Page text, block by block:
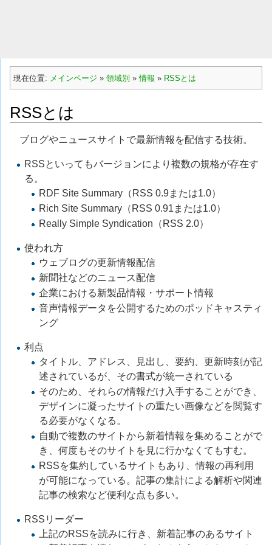
現在位置: メインページ » 領域別 »情報 » RSSとは
RSSとは
ブログやニュースサイトで最新情報を配信する技術。
RSSといってもバージョンにより複数の規格が存在す
る。
RDF Site Summary（RSS 0.9または1.0）
Rich Site Summary（RSS 0.91または1.0）
Really Simple Syndication（RSS 2.0）
使われ方
ウェブログの更新情報配信
新聞社などのニュース配信
企業における新製品情報・サポート情報
音声情報データを公開するためのポッドキャスティ
ング
利点
タイトル、アドレス、見出し、要約、更新時刻が記
述されているが、その書式が統一されている
そのため、それらの情報だけ入手することができ、
デザインに凝ったサイトの重たい画像などを閲覧す
る必要がなくなる。
自動で複数のサイトから新着情報を集めることがで
き、何度もそのサイトを見に行かなくてもすむ。
RSSを集約しているサイトもあり、情報の再利用
が可能になっている。記事の集計による解析や関連
記事の検索など便利な点も多い。
RSSリーダー
上記のRSSを読みに行き、新着記事のあるサイト